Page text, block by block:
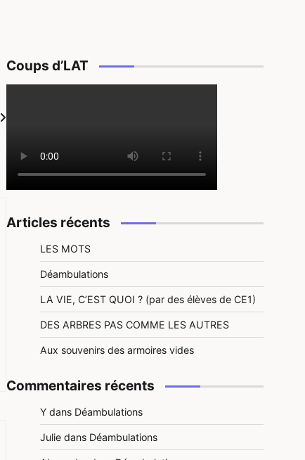
Coups d’LAT
Articles récents
LES MOTS
Déambulations
LA VIE, C’EST QUOI ? (par des élèves de CE1)
DES ARBRES PAS COMME LES AUTRES
Aux souvenirs des armoires vides
Commentaires récents
Y dans Déambulations
Julie dans Déambulations